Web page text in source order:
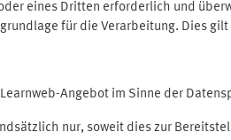
eines Dritten erforderlich und
für die Verarbeitung. Dies
Angebot im Sinne der
nur, soweit dies zur